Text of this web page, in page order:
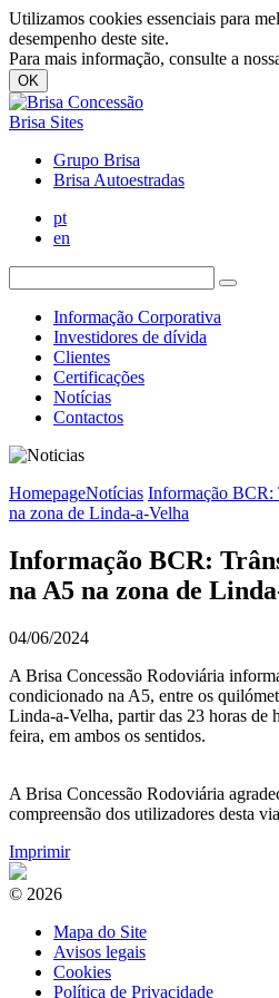
Utilizamos cookies essenciais para
desempenho deste site.
Para mais informação, consulte a
OK
Brisa Sites
Grupo Brisa
Brisa Autoestradas
pt
en
Informação Corporativa
Investidores de dívida
Clientes
Certificações
Notícias
Contactos
HomepageNotícias Informação BCR:
na zona de Linda-a-Velha
Informação BCR:
na A5 na zona de
04/06/2024
A Brisa Concessão Rodoviária
condicionado na A5, entre os
Linda-a-Velha, partir das 23 horas de
feira, em ambos os sentidos.
A Brisa Concessão Rodoviária
compreensão dos utilizadores desta
Imprimir
© 2026
Mapa do Site
Avisos legais
Cookies
Política de Privacidade